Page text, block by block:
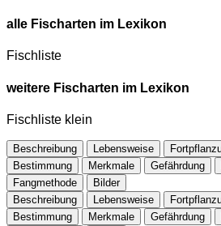
alle Fischarten im Lexikon
Fischliste
weitere Fischarten im Lexikon
Fischliste klein
Beschreibung Lebensweise
Bestimmung
Merkmale Gefährdung
Fangmethode
Bilder
Beschreibung
Lebensweise
Bestimmung
Merkmale Gefährdung